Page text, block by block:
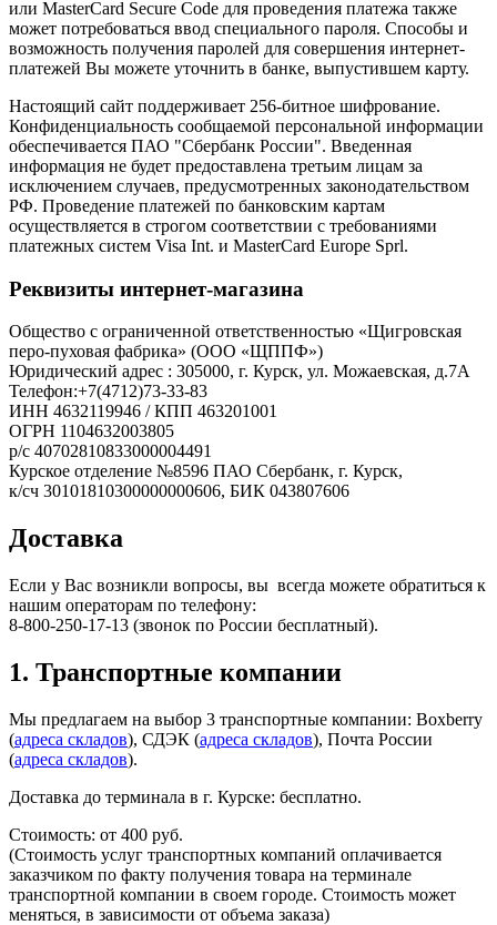
или MasterCard Secure Code для проведения платежа также
может потребоваться ввод специального пароля. Способы и
возможность получения паролей для совершения интернет-
платежей Вы можете уточнить в банке, выпустившем карту.
Настоящий сайт поддерживает 256-битное шифрование.
Конфиденциальность сообщаемой персональной информации
обеспечивается ПАО "Сбербанк России". Введенная
информация не будет предоставлена третьим лицам за
исключением случаев, предусмотренных законодательством
РФ. Проведение платежей по банковским картам
осуществляется в строгом соответствии с требованиями
платежных систем Visa Int. и MasterCard Europe Sprl.
Реквизиты интернет-магазина
Общество с ограниченной ответственностью «Щигровская
перо-пуховая фабрика» (ООО «ЩППФ»)
Юридический адрес : 305000, г. Курск, ул. Можаевская, д.7А
Телефон:+7(4712)73-33-83
ИНН 4632119946 / КПП 463201001
ОГРН 1104632003805
р/с 40702810833000004491
Курское отделение №8596 ПАО Сбербанк, г. Курск,
​к/сч 30101810300000000606, БИК 043807606
Доставка
Если у Вас возникли вопросы, вы всегда можете обратиться к
нашим операторам по телефону:
8-800-250-17-13 (звонок по России бесплатный).
1. Транспортные компании
Мы предлагаем на выбор 3 транспортные компании: Boxberry
(адреса складов), СДЭК (адреса складов), Почта России
(адреса складов).
Доставка до терминала в г. Курске: бесплатно.​
Стоимость: от 400 руб.
(Стоимость услуг транспортных компаний оплачивается
заказчиком по факту получения товара на терминале
транспортной компании в своем городе. Стоимость может
меняться, в зависимости от объема заказа)